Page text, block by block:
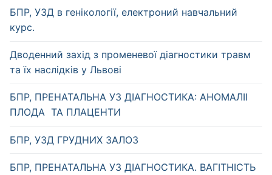
БПР, УЗД в генікології, електроний навчальний
курс.
Дводенний захід з променевої діагностики травм
та їх наслідків у Львові
БПР, ПРЕНАТАЛЬНА УЗ ДІАГНОСТИКА: АНОМАЛІІ
ПЛОДА ТА ПЛАЦЕНТИ
БПР, УЗД ГРУДНИХ ЗАЛОЗ
БПР, ПРЕНАТАЛЬНА УЗ ДІАГНОСТИКА. ВАГІТНІСТЬ